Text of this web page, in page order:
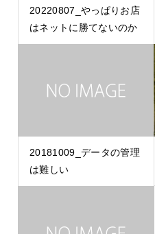
20220807_やっぱりお店
はネットに勝てないのか
20181009_データの管理
は難しい